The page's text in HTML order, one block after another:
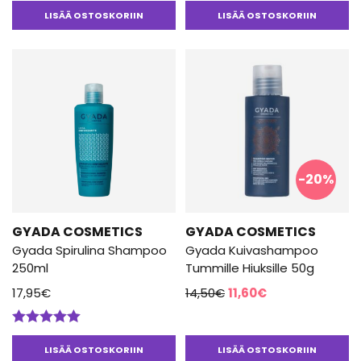
LISÄÄ OSTOSKORIIN
oli:
on:
LISÄÄ OSTOSKORIIN
GYADA COSMETICS
Gyada Spirulina Shampoo
250ml
17,95€
Arvostelu
tuotteesta:LISÄÄ OSTOSKORIIN
-20%
GYADA COSMETICS
Gyada Kuivashampoo
Tummille Hiuksille 50g
14,50€Alkuperäinen
oli:
14,50€.
11,60€Nykyinen
on:
11,60€.
LISÄÄ OSTOSKORIIN